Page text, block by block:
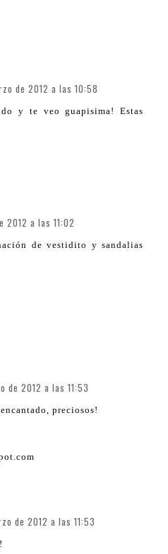
de 2012 a las 10:58
y te veo guapisima! Estas
2012 a las 11:02
de vestidito y sandalias
de 2012 a las 11:53
preciosos!
de 2012 a las 11:53